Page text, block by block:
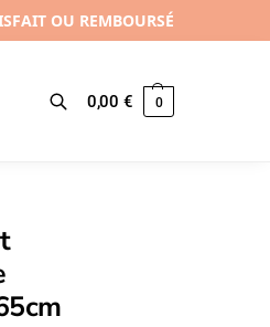
OU REMBOURSÉ
0,00€ 0